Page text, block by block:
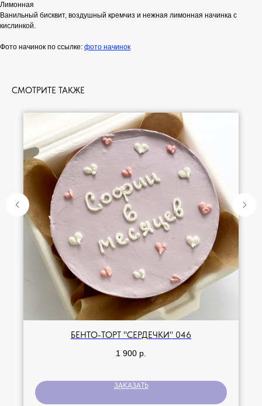
Лимонная
Ванильный бисквит, воздушный кремчиз и нежная лимонная начинка с
кислинкой.
Фото начинок по ссылке: фото начинок
СМОТРИТЕ ТАКЖЕ
БЕНТО-ТОРТ "СЕРДЕЧКИ" 046
1 900 р.
ЗАКАЗАТЬ